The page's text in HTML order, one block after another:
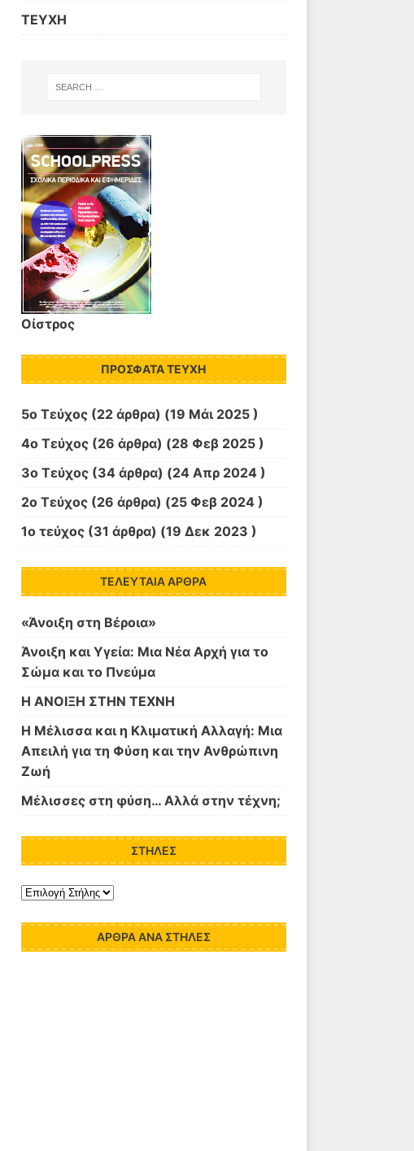
ΤΕΥΧΗ
Οίστρος
ΠΡΌΣΦΑΤΑ ΤΕΎΧΗ
5o Τεύχος(22 άρθρα) (19 Μάι 2025 )
4o Τεύχος(26 άρθρα) (28 Φεβ 2025 )
3ο Τεύχος(34 άρθρα) (24 Απρ 2024 )
2ο Τεύχος(26 άρθρα) (25 Φεβ 2024 )
1ο τεύχος(31 άρθρα) (19 Δεκ 2023 )
ΤΕΛΕΥΤΑΊΑ ΆΡΘΡΑ
«Άνοιξη στη Βέροια»
Άνοιξη και Υγεία: Μια Νέα Αρχή για το
Σώμα και το Πνεύμα
Η ΑΝΟΙΞΗ ΣΤΗΝ ΤΕΧΝΗ
Η Μέλισσα και η Κλιματική Αλλαγή: Μια
Απειλή για τη Φύση και την Ανθρώπινη
Ζωή
Μέλισσες στη φύση… Αλλά στην τέχνη;
ΣΤΉΛΕΣ
ΆΡΘΡΑ ΑΝΆ ΣΤΉΛΕΣ